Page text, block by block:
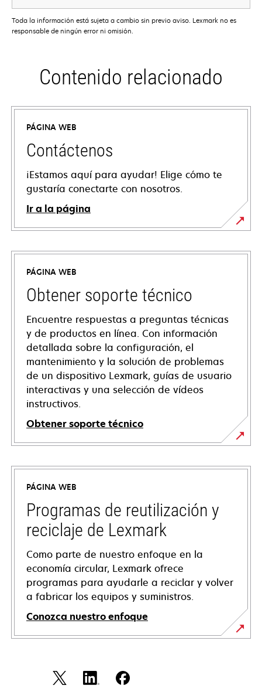
Toda la información está sujeta a cambio sin previo aviso. Lexmark no es
responsable de ningún error ni omisión.
Contenido relacionado
PÁGINA WEB
Contáctenos
¡Estamos aquí para ayudar! Elige cómo te
gustaría conectarte con nosotros.
Ir a la página
PÁGINA WEB
Obtener soporte técnico
Encuentre respuestas a preguntas técnicas
y de productos en línea. Con información
detallada sobre la configuración, el
mantenimiento y la solución de problemas
de un dispositivo Lexmark, guías de usuario
interactivas y una selección de vídeos
instructivos.
Obtener soporte técnico
se
abre
una
pestaña
nueva
PÁGINA WEB
Programas de reutilización y
reciclaje de Lexmark
Como parte de nuestro enfoque en la
economía circular, Lexmark ofrece
programas para ayudarle a reciclar y volver
a fabricar los equipos y suministros.
Conozca nuestro enfoque